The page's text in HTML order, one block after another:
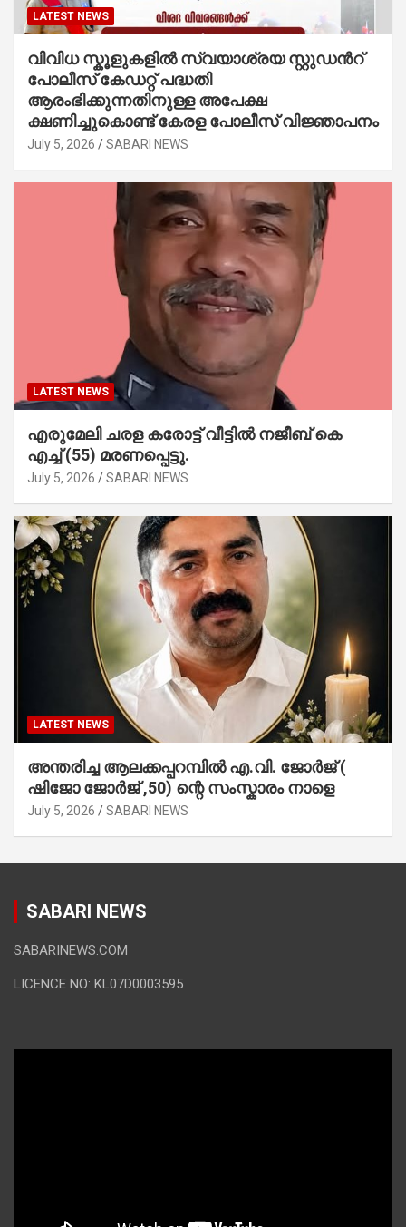
LATEST NEWS
വിവിധ സ്കൂളുകളില്‍ സ്വയാശ്രയ സ്റ്റുഡന്‍റ്
പോലീസ് കേഡറ്റ് പദ്ധതി
ആരംഭിക്കുന്നതിനുള്ള അപേക്ഷ
ക്ഷണിച്ചുകൊണ്ട് കേരള പോലീസ് വിജ്ഞാപനം
July 5, 2026 SABARI NEWS
LATEST NEWS
എരുമേലി ചരള കരോട്ട് വീട്ടിൽ നജീബ് കെ
എച്ച് (55) മരണപ്പെട്ടു.
July 5, 2026 SABARI NEWS
LATEST NEWS
അന്തരിച്ച ആ​ല​ക്ക​പ്പ​റമ്പിൽ​ എ.​വി. ജോ​ർ​ജ് (
ഷിജോ ജോർജ് ,50) ന്റെ സംസ്കാരം നാളെ
July 5, 2026 SABARI NEWS
SABARI NEWS
SABARINEWS.COM
LICENCE NO: KL07D0003595